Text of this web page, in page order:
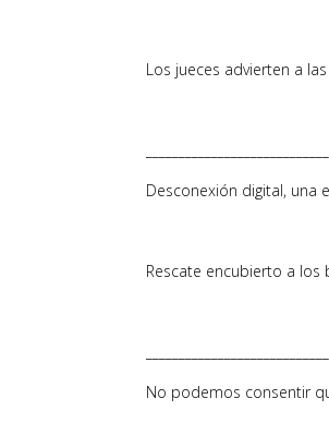
Los jueces advierten a
Desconexión digital, una
Rescate encubierto a
No podemos consentir